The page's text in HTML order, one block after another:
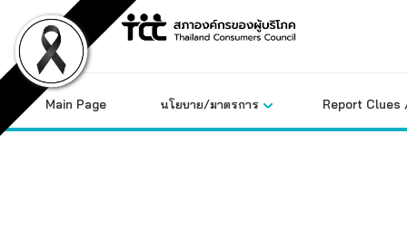
content
Main Page นโยบาย/มาตรการ Report Clues